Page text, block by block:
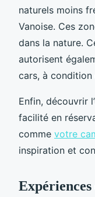
naturels moins
Vanoise. Ces
dans la nature.
autorisent
cars, à
Enfin, découvrir
facilité en
comme votre
inspiration et
Expériences